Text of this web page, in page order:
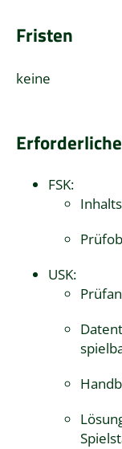
Fristen
keine
FSK:
USK: